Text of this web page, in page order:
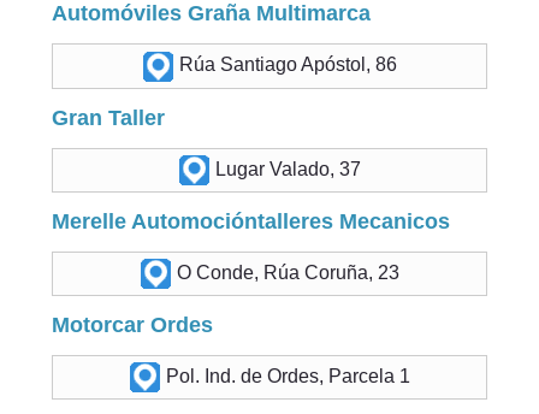
Automóviles Graña Multimarca
Rúa Santiago Apóstol, 86
Gran Taller
Lugar Valado, 37
Merelle Automocióntalleres Mecanicos
O Conde, Rúa Coruña, 23
Motorcar Ordes
Pol. Ind. de Ordes, Parcela 1